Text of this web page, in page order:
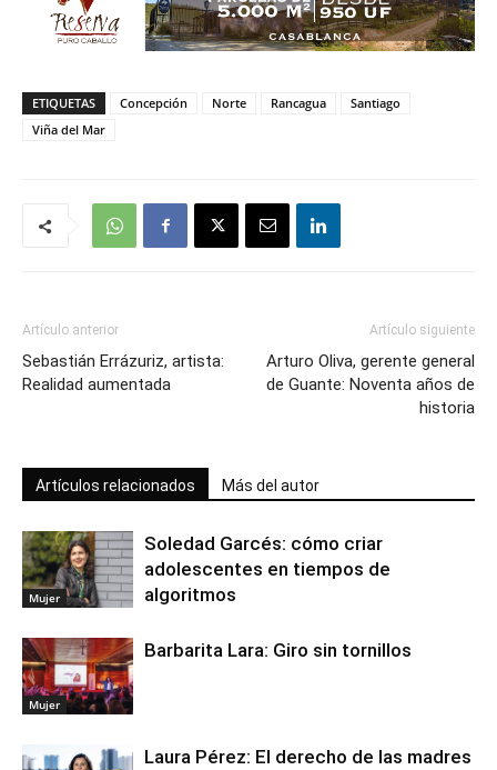
ETIQUETAS Concepción Norte Rancagua
Santiago
Viña del Mar
Artículo anterior
Sebastián Errázuriz, artista:
Realidad aumentada
Artículo siguiente
Arturo Oliva, gerente general
de Guante: Noventa años de
historia
Artículos relacionados Más del autor
Mujer
Soledad Garcés: cómo criar
adolescentes en tiempos de
algoritmos
Mujer
Barbarita Lara: Giro sin tornillos
Laura Pérez: El derecho de las madres